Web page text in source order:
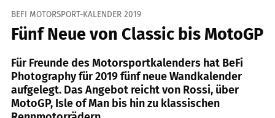
BEFI MOTORSPORT-KALENDER 2019
Fünf Neue von Classic bis MotoGP
Für Freunde des Motorsportkalenders hat BeFi
Photography für 2019 fünf neue Wandkalender
aufgelegt. Das Angebot reicht von Rossi, über
MotoGP, Isle of Man bis hin zu klassischen